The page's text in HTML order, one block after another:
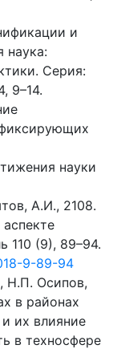
и
наука:
Серия:
9–14.
науки
А.И., 2108.
110 (9), 89–94.
9-89-94
Н.П. Осипов,
в районах
их влияние
в техносфере